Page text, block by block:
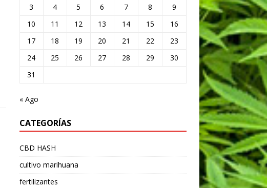
3
4 5 6 7 8
9
10
11 12 13 14 15
16
17
18 19 20 21 22
23
24
25 26 27 28 29
30
31
« Ago
CATEGORÍAS
CBD HASH
cultivo marihuana
fertilizantes